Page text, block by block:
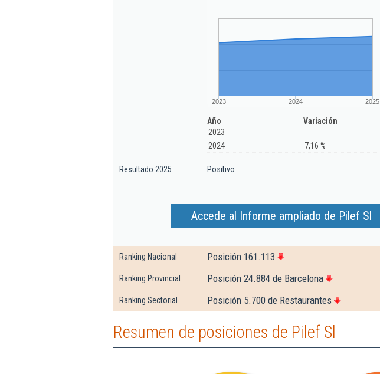
2023 2024 2025
Año
Variación
2023
2024
7,16 %
Resultado 2025 Positivo
Accede al Informe ampliado de Pilef Sl
Ranking Nacional Posición 161.113
Ranking Provincial Posición 24.884 de Barcelona
Ranking Sectorial Posición 5.700 de Restaurantes
Resumen de posiciones de Pilef Sl